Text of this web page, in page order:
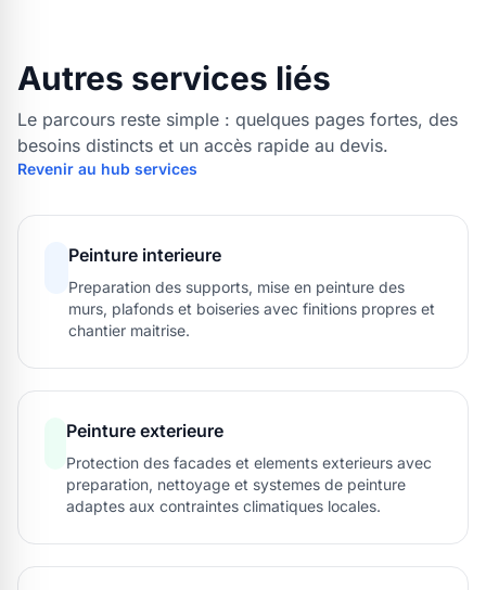
Autres services liés
Le parcours reste simple : quelques pages fortes, des
besoins distincts et un accès rapide au devis.
Revenir au hub services
Peinture interieure
Preparation des supports, mise en peinture des
murs, plafonds et boiseries avec finitions propres et
chantier maitrise.
Peinture exterieure
Protection des facades et elements exterieurs avec
preparation, nettoyage et systemes de peinture
adaptes aux contraintes climatiques locales.